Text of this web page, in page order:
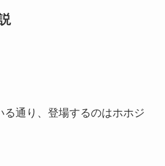
る通り、登場するのはホホジ